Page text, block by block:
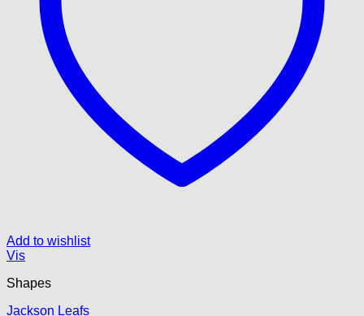
Add to wishlist
Vis
Shapes
Jackson Leafs